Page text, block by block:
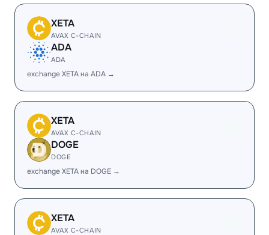
XETA
AVAX C-CHAIN
ADA
ADA
exchange XETA на ADA →
XETA
AVAX C-CHAIN
DOGE
DOGE
exchange XETA на DOGE →
XETA
AVAX C-CHAIN